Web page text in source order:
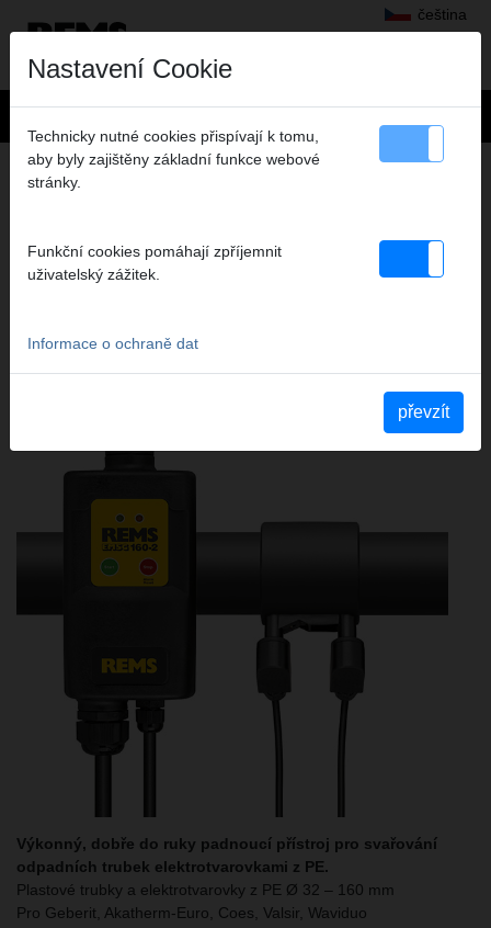
čeština
Výrobky> Svařování plastových trubek> REMS EMSG 160-2
PŘÍSTROJ PRO SVAŘOVÁNÍ
ELEKTROVAROVEK
Výkonný, dobře do ruky padnoucí přístroj pro svařování
odpadních trubek elektrotvarovkami z PE.
Plastové trubky a elektrotvarovky z PE Ø 32 – 160 mm
Pro Geberit, Akatherm-Euro, Coes, Valsir, Waviduo
Nastavení Cookie
Technicky nutné cookies přispívají k tomu,
aby byly zajištěny základní funkce webové
stránky.
Funkční cookies pomáhají zpříjemnit
uživatelský zážitek.
Informace o ochraně dat
převzít